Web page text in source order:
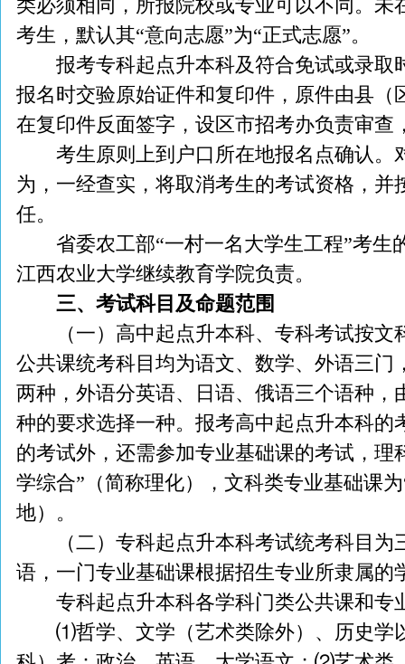
类必须相同，所报院校或专业可以不同。未
考生，默认其“意向志愿”为“正式志愿”。
报考专科起点升本科及符合免试或录取
报名时交验原始证件和复印件，原件由县（
在复印件反面签字，设区市招考办负责审查
考生原则上到户口所在地报名点确认。
为，一经查实，将取消考生的考试资格，并
任。
省委农工部“一村一名大学生工程”考生
江西农业大学继续教育学院负责。
三、考试科目及命题范围
（一）高中起点升本科、专科考试按文
公共课统考科目均为语文、数学、外语三门
两种，外语分英语、日语、俄语三个语种，
种的要求选择一种。报考高中起点升本科的
的考试外，还需参加专业基础课的考试，理
学综合”（简称理化），文科类专业基础课
地）。
（二）专科起点升本科考试统考科目为
语，一门专业基础课根据招生专业所隶属的
专科起点升本科各学科门类公共课和专
⑴哲学、文学（艺术类除外）、历史学